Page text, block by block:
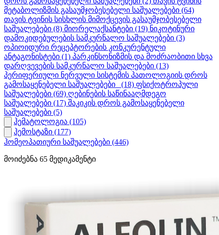
მეტაბოლიზმის გასაუმჯობესებელი საშუალებები (64)
თავის ტვინის სისხლის მიმოქცევის გასაუმჯობესებელი
საშუალებები (8) მიორელაქსანტები (19) ნიკოტინური
დამოკიდებულების სამკურნალო საშუალებები (3)
ოპიოიდური რეცეპტორების კონკურენტული
ანტაგონისტები (1) პარკინსონიზმის და მოძრაობითი სხვა
დარღვევების სამკურნალო საშუალებები (13)
პერიფერიული ნერვული სისტემის პათოლოგიის დროს
გამოსაყენებელი საშუალებები_ (18) ფსიქოტროპული
საშუალებები (69) ღებინების საწინააღმდეგო
საშუალებები (17) შაკიკის დროს გამოსაყენებელი
საშუალებები (5)
ჰემატოლოგია (105)
ჰემოსტაზი (177)
ჰომეოპათიური საშუალებები (446)
მოიძებნა 65 მედიკამენტი